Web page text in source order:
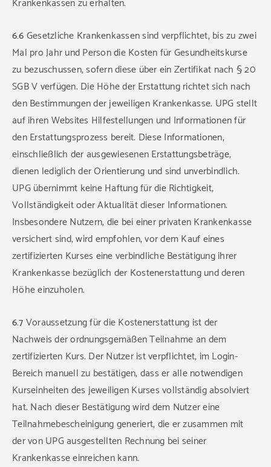
Krankenkassen zu erhalten.
6.6Gesetzliche Krankenkassen sind verpflichtet, bis zu zwei
Mal pro Jahr und Person die Kosten für Gesundheitskurse
zu bezuschussen, sofern diese über ein Zertifikat nach § 20
SGB V verfügen. Die Höhe der Erstattung richtet sich nach
den Bestimmungen der jeweiligen Krankenkasse. UPG stellt
auf ihren Websites Hilfestellungen und Informationen für
den Erstattungsprozess bereit. Diese Informationen,
einschließlich der ausgewiesenen Erstattungsbeträge,
dienen lediglich der Orientierung und sind unverbindlich.
UPG übernimmt keine Haftung für die Richtigkeit,
Vollständigkeit oder Aktualität dieser Informationen.
Insbesondere Nutzern, die bei einer privaten Krankenkasse
versichert sind, wird empfohlen, vor dem Kauf eines
zertifizierten Kurses eine verbindliche Bestätigung ihrer
Krankenkasse bezüglich der Kostenerstattung und deren
Höhe einzuholen.
6.7Voraussetzung für die Kostenerstattung ist der
Nachweis der ordnungsgemäßen Teilnahme an dem
zertifizierten Kurs. Der Nutzer ist verpflichtet, im Login-
Bereich manuell zu bestätigen, dass er alle notwendigen
Kurseinheiten des jeweiligen Kurses vollständig absolviert
hat. Nach dieser Bestätigung wird dem Nutzer eine
Teilnahmebescheinigung generiert, die er zusammen mit
der von UPG ausgestellten Rechnung bei seiner
Krankenkasse einreichen kann.